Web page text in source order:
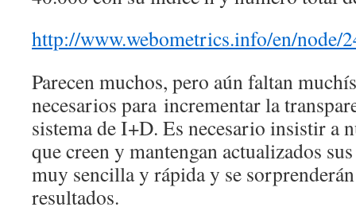
http://www.webometrics.info/en/node/
Parecen muchos, pero aún faltan
necesarios para incrementar la
sistema de I+D. Es necesario insistir a
que creen y mantengan actualizados
muy sencilla y rápida y se
resultados.